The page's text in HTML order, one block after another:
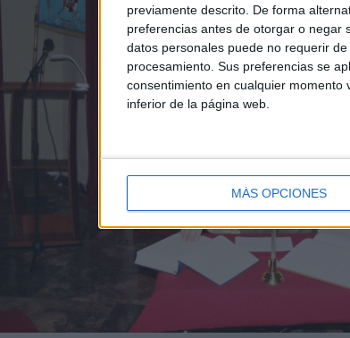
previamente descrito. De forma
preferencias antes de otorgar o negar
datos personales puede no requerir
procesamiento. Sus preferencias se
consentimiento en cualquier momento
inferior de la página web.
MÁS OPCIONES